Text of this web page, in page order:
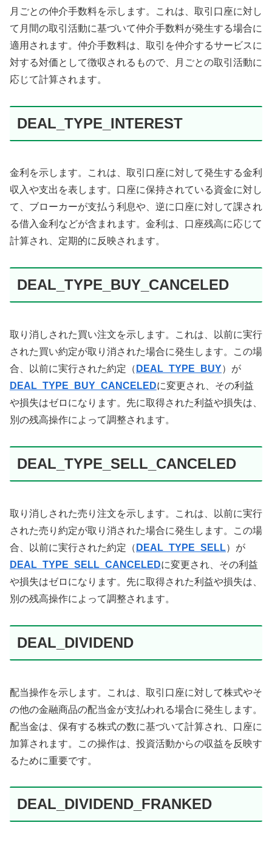
月ごとの仲介手数料を示します。これは、取引口座に対し
て月間の取引活動に基づいて仲介手数料が発生する場合に
適用されます。仲介手数料は、取引を仲介するサービスに
対する対価として徴収されるもので、月ごとの取引活動に
応じて計算されます。
DEAL_TYPE_INTEREST
金利を示します。これは、取引口座に対して発生する金利
収入や支出を表します。口座に保持されている資金に対し
て、ブローカーが支払う利息や、逆に口座に対して課され
る借入金利などが含まれます。金利は、口座残高に応じて
計算され、定期的に反映されます。
DEAL_TYPE_BUY_CANCELED
取り消しされた買い注文を示します。これは、以前に実行
された買い約定が取り消された場合に発生します。この場
合、以前に実行された約定（ DEAL_TYPE_BUY）が
DEAL_TYPE_BUY_CANCELEDに変更され、その利益
や損失はゼロになります。先に取得された利益や損失は、
別の残高操作によって調整されます。
DEAL_TYPE_SELL_CANCELED
取り消しされた売り注文を示します。これは、以前に実行
された売り約定が取り消された場合に発生します。この場
合、以前に実行された約定（ DEAL_TYPE_SELL）が
DEAL_TYPE_SELL_CANCELEDに変更され、その利益
や損失はゼロになります。先に取得された利益や損失は、
別の残高操作によって調整されます。
DEAL_DIVIDEND
配当操作を示します。これは、取引口座に対して株式やそ
の他の金融商品の配当金が支払われる場合に発生します。
配当金は、保有する株式の数に基づいて計算され、口座に
加算されます。この操作は、投資活動からの収益を反映す
るために重要です。
DEAL_DIVIDEND_FRANKED